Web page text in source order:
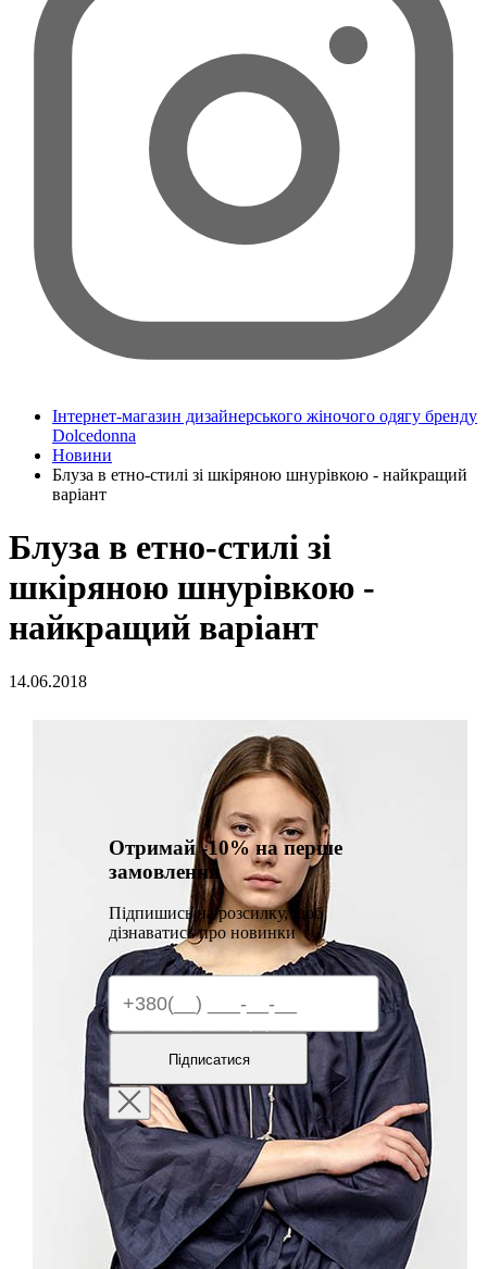
Інтернет-магазин дизайнерського жіночого одягу бренду
Dolcedonna
Новини
Блуза в етно-стилі зі шкіряною шнурівкою - найкращий
варіант
Блуза в етно-стилі зі
шкіряною шнурівкою -
найкращий варіант
14.06.2018
Отримай -10% на перше
замовлення
Підпишись на розсилку, щоб
дізнаватись про новинки
Підписатися